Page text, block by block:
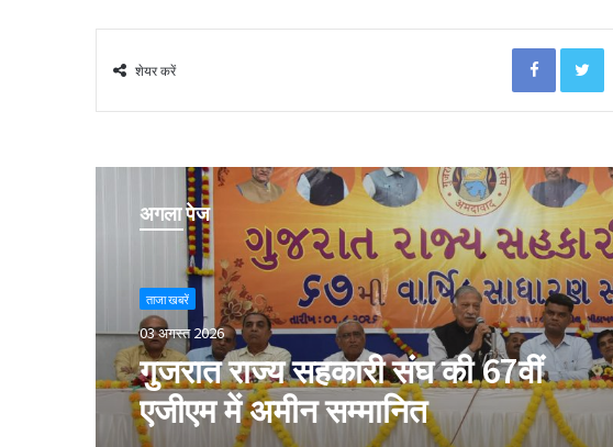
शेयर करें
Facebook
अगला पेज
ताजा खबरें
03 अगस्त 2026
गुजरात राज्य सहकारी संघ की 67वीं
एजीएम में अमीन सम्मानित